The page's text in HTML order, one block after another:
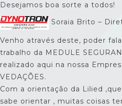
Desejamos boa sorte a todos!
Soraia Brito –
Venho através deste, poder
trabalho da MEDULE
realizado aqui na nossa
VEDAÇÕES.
Com a orientação da Lilied
sabe orientar , muitas coisas